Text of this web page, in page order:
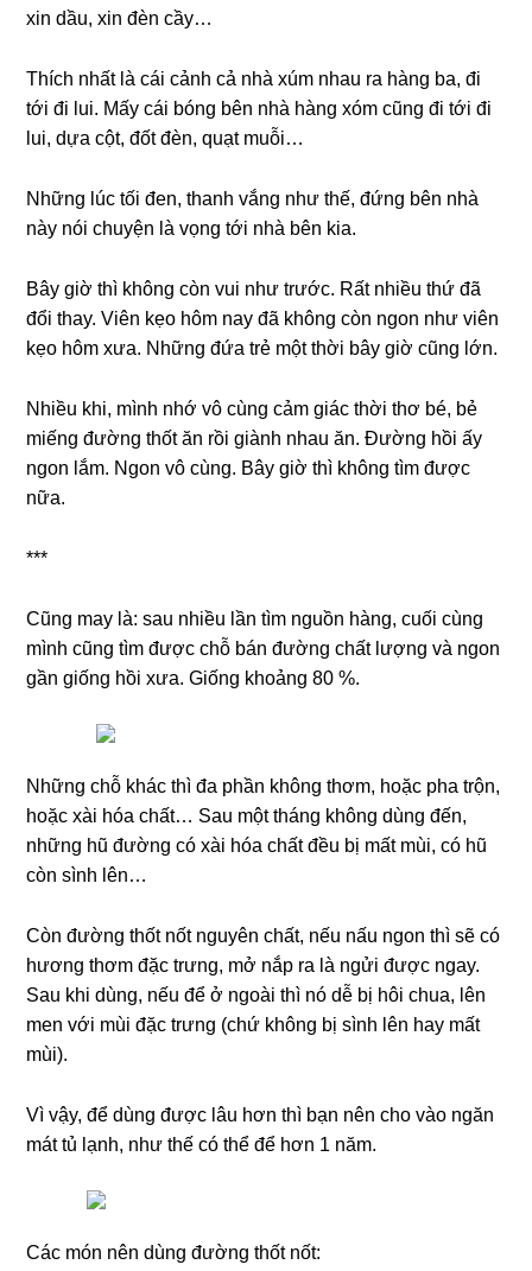
xin dầu, xin đèn cầy…
Thích nhất là cái cảnh cả nhà xúm nhau ra hàng ba, đi
tới đi lui. Mấy cái bóng bên nhà hàng xóm cũng đi tới đi
lui, dựa cột, đốt đèn, quạt muỗi…
Những lúc tối đen, thanh vắng như thế, đứng bên nhà
này nói chuyện là vọng tới nhà bên kia.
Bây giờ thì không còn vui như trước. Rất nhiều thứ đã
đổi thay. Viên kẹo hôm nay đã không còn ngon như viên
kẹo hôm xưa. Những đứa trẻ một thời bây giờ cũng lớn.
Nhiều khi, mình nhớ vô cùng cảm giác thời thơ bé, bẻ
miếng đường thốt ăn rồi giành nhau ăn. Đường hồi ấy
ngon lắm. Ngon vô cùng. Bây giờ thì không tìm được
nữa.
***
Cũng may là: sau nhiều lần tìm nguồn hàng, cuối cùng
mình cũng tìm được chỗ bán đường chất lượng và ngon
gần giống hồi xưa. Giống khoảng 80 %.
Những chỗ khác thì đa phần không thơm, hoặc pha trộn,
hoặc xài hóa chất… Sau một tháng không dùng đến,
những hũ đường có xài hóa chất đều bị mất mùi, có hũ
còn sình lên…
Còn đường thốt nốt nguyên chất, nếu nấu ngon thì sẽ có
hương thơm đặc trưng, mở nắp ra là ngửi được ngay.
Sau khi dùng, nếu để ở ngoài thì nó dễ bị hôi chua, lên
men với mùi đặc trưng (chứ không bị sình lên hay mất
mùi).
Vì vậy, để dùng được lâu hơn thì bạn nên cho vào ngăn
mát tủ lạnh, như thế có thể để hơn 1 năm.
Các món nên dùng đường thốt nốt: